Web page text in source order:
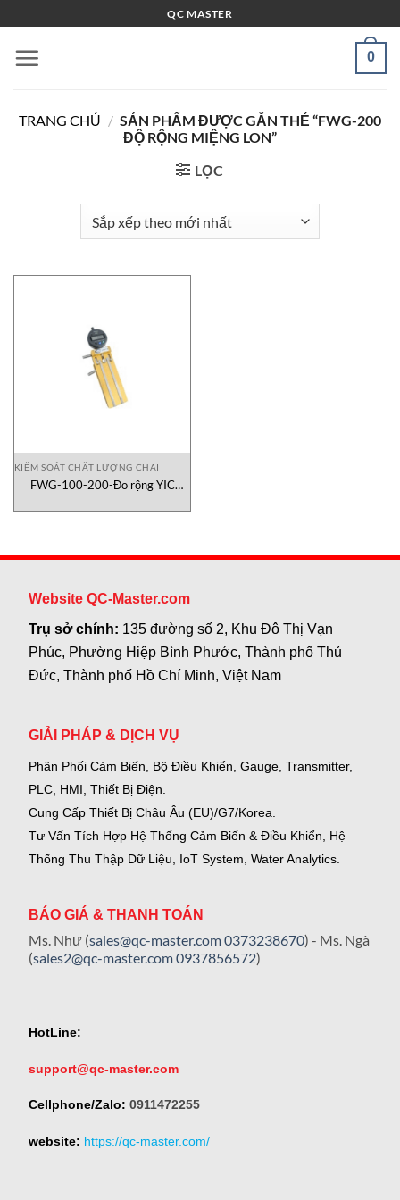
qua
nội
QC MASTER
0
TRANG CHỦ / SẢN PHẨM ĐƯỢC GẮN THẺ “FWG-200
ĐỘ RỘNG MIỆNG LON”
LỌC
KIỂM SOÁT CHẤT LƯỢNG CHAI
FWG-100-200-Đo rộng YIC
Website QC-Master.com
Trụ sở chính: 135 đường số 2, Khu Đô Thị Vạn
Phúc, Phường Hiệp Bình Phước, Thành phố Thủ
Đức, Thành phố Hồ Chí Minh, Việt Nam
GIẢI PHÁP & DỊCH VỤ
Phân Phối Cảm Biến, Bộ Điều Khiển, Gauge, Transmitter,
PLC, HMI, Thiết Bị Điện.
Cung Cấp Thiết Bị Châu Âu (EU)/G7/Korea.
Tư Vấn Tích Hợp Hệ Thống Cảm Biến & Điều Khiển, Hệ
Thống Thu Thập Dữ Liệu, IoT System, Water Analytics.
BÁO GIÁ & THANH TOÁN
Ms. Như (sales@qc-master.com0373238670) - Ms. Ngà
(sales2@qc-master.com0937856572)
HotLine:
support@qc-master.com
Cellphone/Zalo: 0911472255
website: https://qc-master.com/